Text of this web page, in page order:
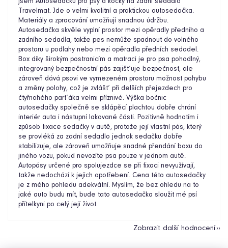
jsem Autosedačku pro psy a kočky na zadní sedadlo
Travelmat. Jde o velmi kvalitní a praktickou autosedačka.
Materiály a zpracování umožňují snadnou údržbu.
Autosedačka skvěle vyplní prostor mezi opěradly předního a
zadního sedadla, takže pes nemůže spadnout do volného
prostoru u podlahy nebo mezi opěradla předních sedadel.
Box díky širokým postranicím a matraci je pro psa pohodlný,
integrovaný bezpečnostní pás zajišťuje bezpečnost, ale
zároveň dává psovi ve vymezeném prostoru možnost pohybu
a změny polohy, což je zvlášť při delších přejezdech pro
čtyřnohého parťáka velmi příznivé. Výška bočnic
autosedačky společně se sklápěcí plachtou dobře chrání
interiér auta i nástupní lakované části. Pozitivně hodnotím i
způsob fixace sedačky v autě, protože její vlastní pás, který
se provléká za zadní sedadlo jednak sedačku dobře
stabilizuje, ale zároveň umožňuje snadné přendání boxu do
jiného vozu, pokud nevozíte psa pouze v jednom autě.
Autopásy určené pro spolujezdce se při fixaci nevyužívají,
takže nedochází k jejich opotřebení. Cena této autosedačky
je z mého pohledu adekvátní. Myslím, že bez ohledu na to
jaké auto budu mít, bude tato autosedačka sloužit mé psí
přítelkyni po celý její život.
Zobrazit další hodnocení